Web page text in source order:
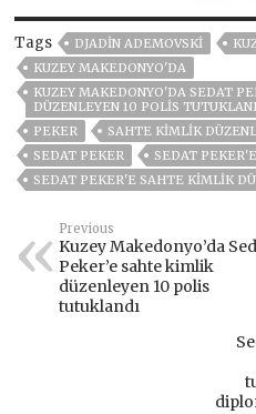
Tags DJADIN ADEMOVSKI
KUZEY MAKEDONYO'DA
KUZEY MAKEDONYO'DA SEDAT
DÜZENLEYEN 10 POLIS
PEKER
SAHTE KIMLIK
SEDAT PEKER
SEDAT PEKER'E
SEDAT PEKER'E SAHTE KIMLIK
Previous
Kuzey Makedonyo’da
Peker’e sahte kimlik
düzenleyen 10 polis
tutuklandı